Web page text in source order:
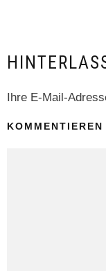
Ihre E-Mail-
KOMMENTIEREN